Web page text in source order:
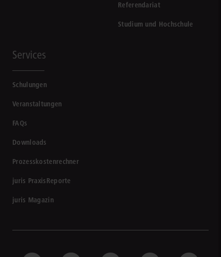
Referendariat
Studium und Hochschule
Services
Schulungen
Veranstaltungen
FAQs
Downloads
Prozesskostenrechner
juris PraxisReporte
juris Magazin